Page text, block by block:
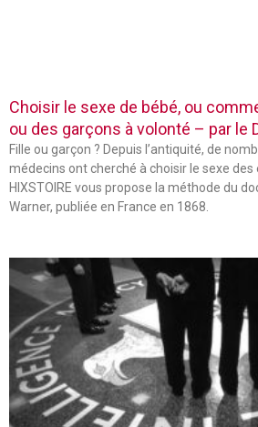
Choisir le sexe de bébé, ou
ou des garçons à volonté – par le
Fille ou garçon ? Depuis l’antiquité, de
médecins ont cherché à choisir le sexe
HIXSTOIRE vous propose la méthode du
Warner, publiée en France en 1868.